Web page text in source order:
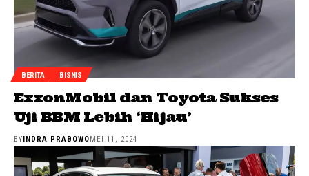
BERITA BISNIS
ExxonMobil dan Toyota Sukses
Uji BBM Lebih ‘Hijau’
BY INDRA PRABOWO MEI 11, 2024